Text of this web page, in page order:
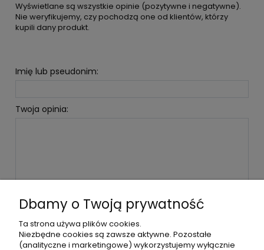
Wyświetlane są wszystkie opinie (pozytywne i negatywne).
Nie weryfikujemy, czy pochodzą one od klientów, którzy
kupili dany produkt.
Imię lub pseudonim:
Twoja opinia:
POMOC
Dbamy o Twoją prywatność
Ta strona używa plików cookies.
Niezbędne cookies są zawsze aktywne. Pozostałe
(analityczne i marketingowe) wykorzystujemy wyłącznie